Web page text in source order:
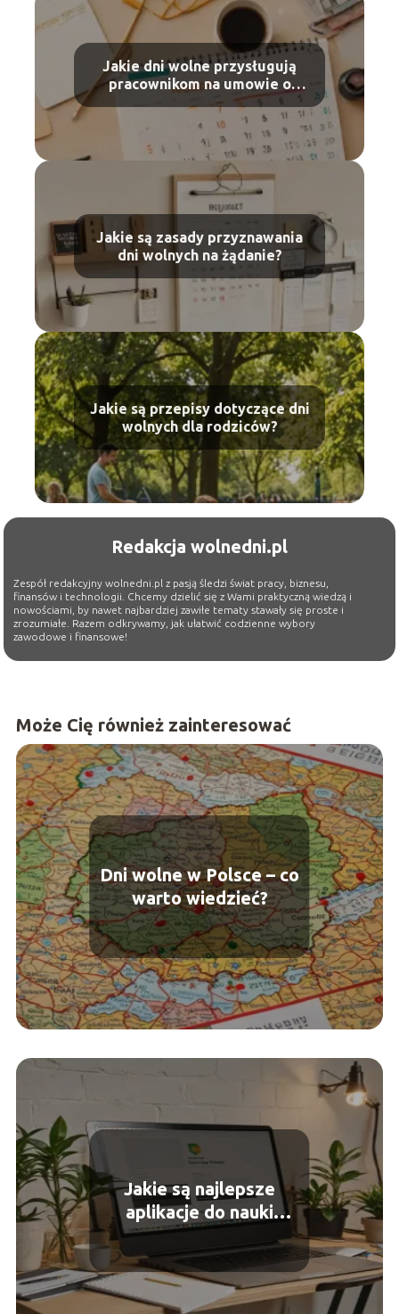
Jakie dni wolne przysługują
pracownikom na umowie o
dzieło?
Jakie są zasady przyznawania
dni wolnych na żądanie?
Jakie są przepisy dotyczące dni
wolnych dla rodziców?
Redakcja wolnedni.pl
Zespół redakcyjny wolnedni.pl z pasją śledzi świat pracy, biznesu,
finansów i technologii. Chcemy dzielić się z Wami praktyczną wiedzą i
nowościami, by nawet najbardziej zawiłe tematy stawały się proste i
zrozumiałe. Razem odkrywamy, jak ułatwić codzienne wybory
zawodowe i finansowe!
Może Cię również zainteresować
Dni wolne w Polsce – co
warto wiedzieć?
Jakie są najlepsze
aplikacje do nauki
programowania?